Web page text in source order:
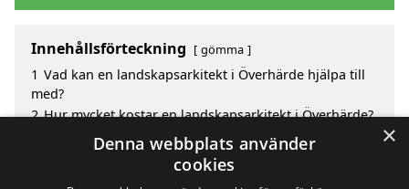
Innehållsförteckning gömma
1 Vad kan en landskapsarkitekt i Överhärde hjälpa till
med?
2 Hur mycket kostar en landskapsarkitekt i Överhärde?
Fördelar med att välja landskapsarkitekt i Överhärde
Sök efter en skicklig landskapsarkitekt i de
omgivande städerna Överhärde
×
Denna webbplats använder
cookies